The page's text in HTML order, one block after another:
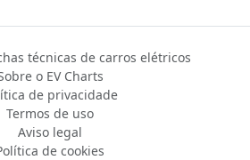
técnicas de carros elétricos
o EV Charts
de privacidade
Termos de uso
Aviso legal
de cookies